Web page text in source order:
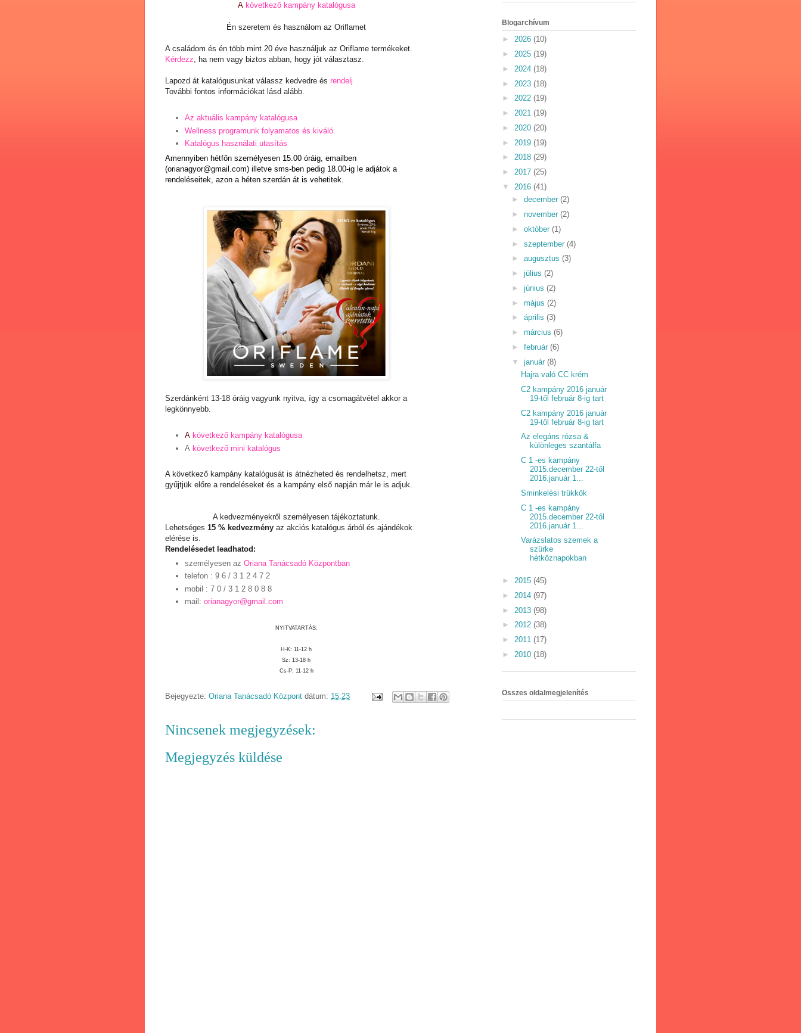
Akövetkező kampány katalógusa
Én szeretem és használom az Oriflamet
A családom és én több mint 20 éve használjuk az Oriflame termékeket.
Kérdezz, ha nem vagy biztos abban, hogy jót választasz.
Lapozd át katalógusunkat válassz kedvedre és rendelj
További fontos információkat lásd alább.
Az aktuális kampány katalógusa
Wellness programunk folyamatos és kiváló.
Katalógus használati utasítás
Amennyiben hétfőn személyesen 15.00 óráig, emailben
(orianagyor@gmail.com) illetve sms-ben pedig 18.00-ig le adjátok a
rendeléseitek, azon a héten szerdán át is vehetitek.
Szerdánként 13-18 óráig vagyunk nyitva, így a csomagátvétel akkor a
legkönnyebb.
A következő kampány katalógusa
A következő mini katalógus
A következő kampány katalógusát is átnézheted és rendelhetsz, mert
gyűjtjük előre a rendeléseket és a kampány első napján már le is adjuk.
A kedvezményekről személyesen tájékoztatunk.
Lehetséges 15 % kedvezmény az akciós katalógus árból és ajándékok
elérése is.
Rendelésedet leadhatod:
személyesen az Oriana Tanácsadó Központban
telefon : 9 6 / 3 1 2 4 7 2
mobil : 7 0 / 3 1 2 8 0 8 8
mail: orianagyor@gmail.com
NYITVATARTÁS:
H-K: 11-12 h
Sz: 13-18 h
Cs-P: 11-12 h
Bejegyezte: Oriana Tanácsadó Központ dátum: 15:23
Nincsenek megjegyzések:
Megjegyzés küldése
Blogarchívum
► 2026 (10)
► 2025 (19)
► 2024 (18)
► 2023 (18)
► 2022 (19)
► 2021 (19)
► 2020 (20)
► 2019 (19)
► 2018 (29)
► 2017 (25)
▼ 2016 (41)
► december (2)
► november (2)
► október (1)
► szeptember (4)
► augusztus (3)
► július (2)
► június (2)
► május (2)
► április (3)
► március (6)
► február (6)
▼ január (8)
Hajra való CC krém
C2 kampány 2016 január
19-től február 8-ig tart
C2 kampány 2016 január
19-től február 8-ig tart
Az elegáns rózsa &
különleges szantálfa
C 1 -es kampány
2015.december 22-től
2016.január 1...
Sminkelési trükkök
C 1 -es kampány
2015.december 22-től
2016.január 1...
Varázslatos szemek a
szürke
hétköznapokban
► 2015 (45)
► 2014 (97)
► 2013 (98)
► 2012 (38)
► 2011 (17)
► 2010 (18)
Összes oldalmegjelenítés